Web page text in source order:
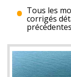
Tous les
corrigés